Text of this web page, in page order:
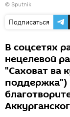
© Sputnik
Подписаться
В соцсетях
нецелевой
"Саховат ва
поддержка")